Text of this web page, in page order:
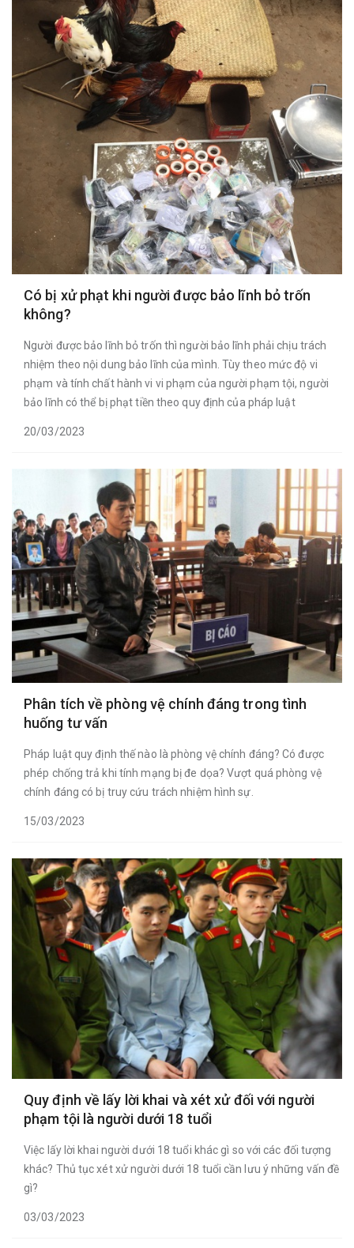
Có bị xử phạt khi người được bảo lĩnh bỏ trốn
không?
Người được bảo lĩnh bỏ trốn thì người bảo lĩnh phải chịu trách
nhiệm theo nội dung bảo lĩnh của mình. Tùy theo mức độ vi
phạm và tính chất hành vi vi phạm của người phạm tội, người
bảo lĩnh có thể bị phạt tiền theo quy định của pháp luật
20/03/2023
Phân tích về phòng vệ chính đáng trong tình
huống tư vấn
Pháp luật quy định thế nào là phòng vệ chính đáng? Có được
phép chống trả khi tính mạng bị đe dọa? Vượt quá phòng vệ
chính đáng có bị truy cứu trách nhiệm hình sự.
15/03/2023
Quy định về lấy lời khai và xét xử đối với người
phạm tội là người dưới 18 tuổi
Việc lấy lời khai người dưới 18 tuổi khác gì so với các đối tượng
khác? Thủ tục xét xử người dưới 18 tuổi cần lưu ý những vấn đề
gì?
03/03/2023